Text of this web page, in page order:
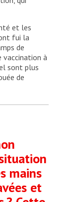
et les
fui la
de
vaccination à
sont plus
de
mains
et